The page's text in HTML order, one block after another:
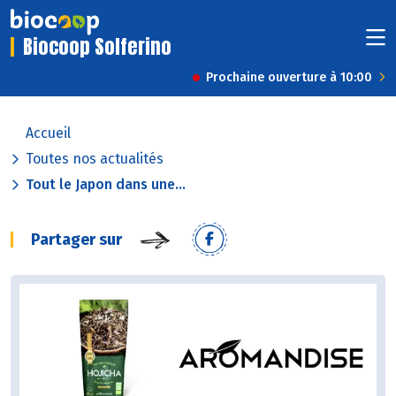
Biocoop Solferino
Prochaine ouverture à 10:00
Accueil
Toutes nos actualités
Tout le Japon dans une...
Partager sur